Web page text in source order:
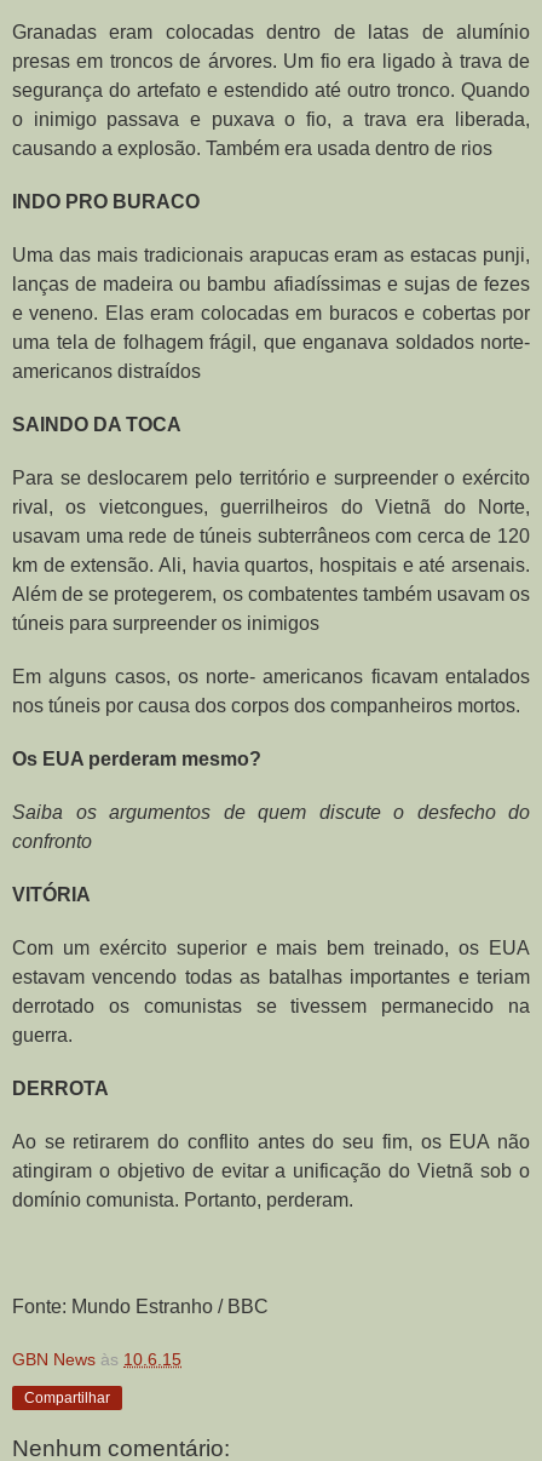
Granadas eram colocadas dentro de latas de alumínio
presas em troncos de árvores. Um fio era ligado à trava de
segurança do artefato e estendido até outro tronco. Quando
o inimigo passava e puxava o fio, a trava era liberada,
causando a explosão. Também era usada dentro de rios
INDO PRO BURACO
Uma das mais tradicionais arapucas eram as estacas punji,
lanças de madeira ou bambu afiadíssimas e sujas de fezes
e veneno. Elas eram colocadas em buracos e cobertas por
uma tela de folhagem frágil, que enganava soldados norte-
americanos distraídos
SAINDO DA TOCA
Para se deslocarem pelo território e surpreender o exército
rival, os vietcongues, guerrilheiros do Vietnã do Norte,
usavam uma rede de túneis subterrâneos com cerca de 120
km de extensão. Ali, havia quartos, hospitais e até arsenais.
Além de se protegerem, os combatentes também usavam os
túneis para surpreender os inimigos
Em alguns casos, os norte- americanos ficavam entalados
nos túneis por causa dos corpos dos companheiros mortos.
Os EUA perderam mesmo?
Saiba os argumentos de quem discute o desfecho do
confronto
VITÓRIA
Com um exército superior e mais bem treinado, os EUA
estavam vencendo todas as batalhas importantes e teriam
derrotado os comunistas se tivessem permanecido na
guerra.
DERROTA
Ao se retirarem do conflito antes do seu fim, os EUA não
atingiram o objetivo de evitar a unificação do Vietnã sob o
domínio comunista. Portanto, perderam.
Fonte: Mundo Estranho / BBC
GBN News às 10.6.15
Compartilhar
Nenhum comentário: